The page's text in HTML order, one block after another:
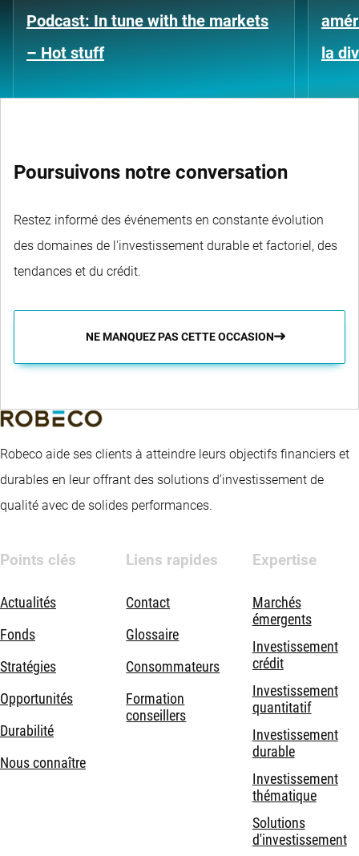
Podcast: In tune with the markets
– Hot stuff
la
Poursuivons notre conversation
Restez informé des événements en constante évolution
des domaines de l'investissement durable et factoriel, des
tendances et du crédit.
NE MANQUEZ PAS CETTE OCCASION
Robeco aide ses clients à atteindre leurs objectifs financiers et
durables en leur offrant des solutions d’investissement de
qualité avec de solides performances.
Points clés
Actualités
Fonds
Stratégies
Opportunités
Durabilité
Nous connaître
Liens rapides
Contact
Glossaire
Consommateurs
Formation
conseillers
Expertise
Marchés
émergents
Investissement
crédit
Investissement
quantitatif
Investissement
durable
Investissement
thématique
Solutions
d'investissement